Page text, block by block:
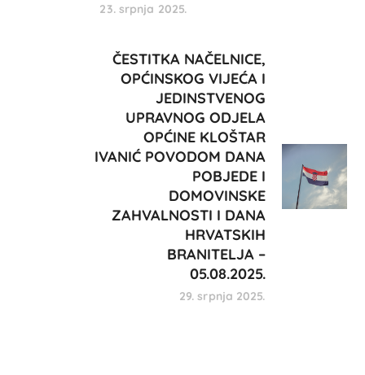
23. srpnja 2025.
ČESTITKA NAČELNICE,
OPĆINSKOG VIJEĆA I
JEDINSTVENOG
UPRAVNOG ODJELA
OPĆINE KLOŠTAR
IVANIĆ POVODOM DANA
POBJEDE I
DOMOVINSKE
ZAHVALNOSTI I DANA
HRVATSKIH
BRANITELJA –
05.08.2025.
29. srpnja 2025.